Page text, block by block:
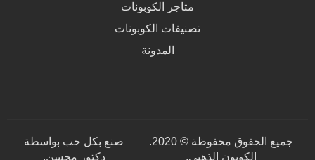
متاجر الكوبونات
تصنيفات الكوبونات
المدونة
جميع الحقوق محفوظة © 2020.
الكوبون الذهبي.
صنع بكل حب بواسطة
دكتور محسن.